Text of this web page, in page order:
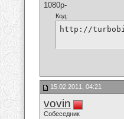
1080p-
Код:
http://
15.02.2011, 04:21
vovin
Собеседник